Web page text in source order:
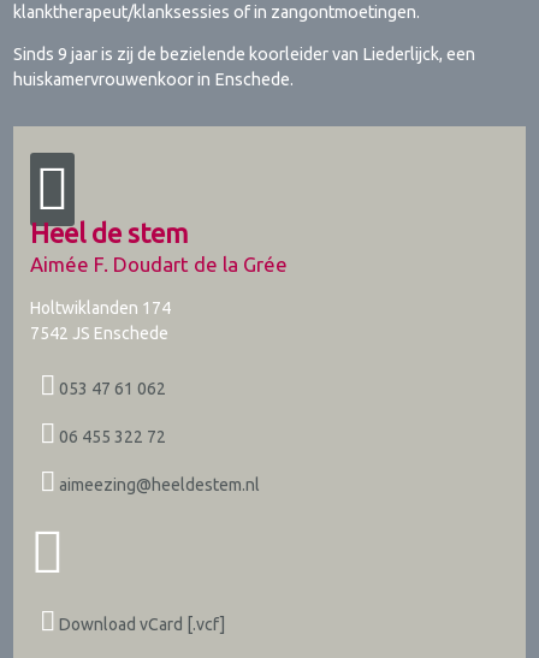
klanktherapeut/klanksessies of in zangontmoetingen.
Sinds 9 jaar is zij de bezielende koorleider van Liederlijck, een
huiskamervrouwenkoor in Enschede.
Heel de stem
Aimée F. Doudart de la Grée
Holtwiklanden 174
7542 JS Enschede
053 47 61 062
06 455 322 72
aimeezing@heeldestem.nl
Download vCard [.vcf]